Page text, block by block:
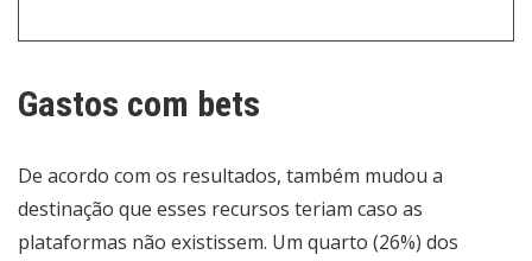
Gastos com bets
De acordo com os resultados, também mudou a
destinação que esses recursos teriam caso as
plataformas não existissem. Um quarto (26%) dos